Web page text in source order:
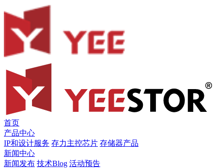
首页
产品中心
IP和设计服务 存力主控芯片 存储器产品
新闻中心
新闻发布 技术Blog 活动预告